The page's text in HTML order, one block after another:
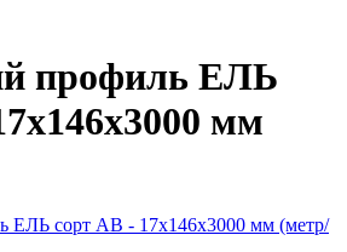
профиль ЕЛЬ
мм